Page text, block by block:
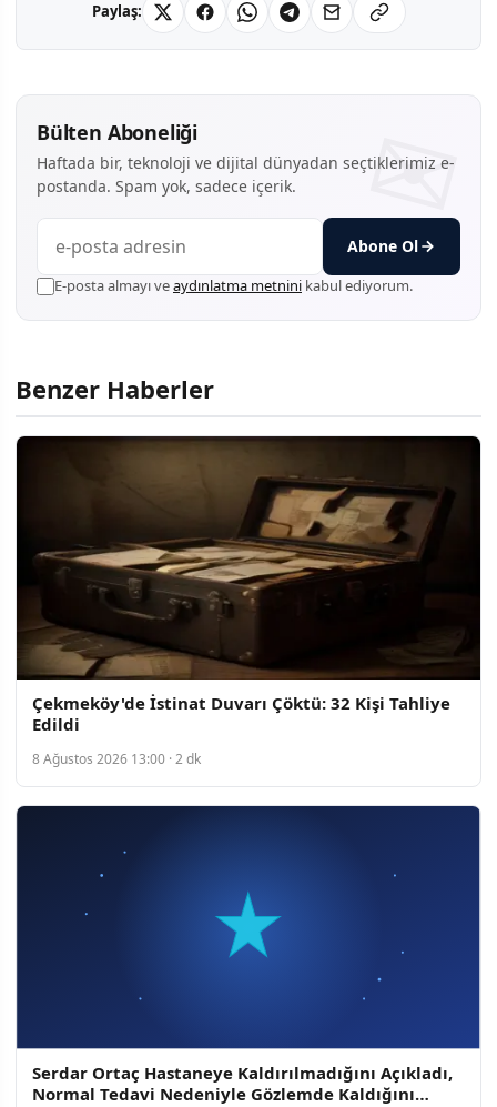
Paylaş:
Bülten Aboneliği
Haftada bir, teknoloji ve dijital dünyadan seçtiklerimiz e-
postanda. Spam yok, sadece içerik.
Abone Ol
E-posta almayı veaydınlatma metnini kabul ediyorum.
Benzer Haberler
Çekmeköy'de İstinat Duvarı Çöktü: 32 Kişi Tahliye
Edildi
8 Ağustos 2026 13:00 · 2 dk
Serdar Ortaç Hastaneye Kaldırılmadığını Açıkladı,
Normal Tedavi Nedeniyle Gözlemde Kaldığını